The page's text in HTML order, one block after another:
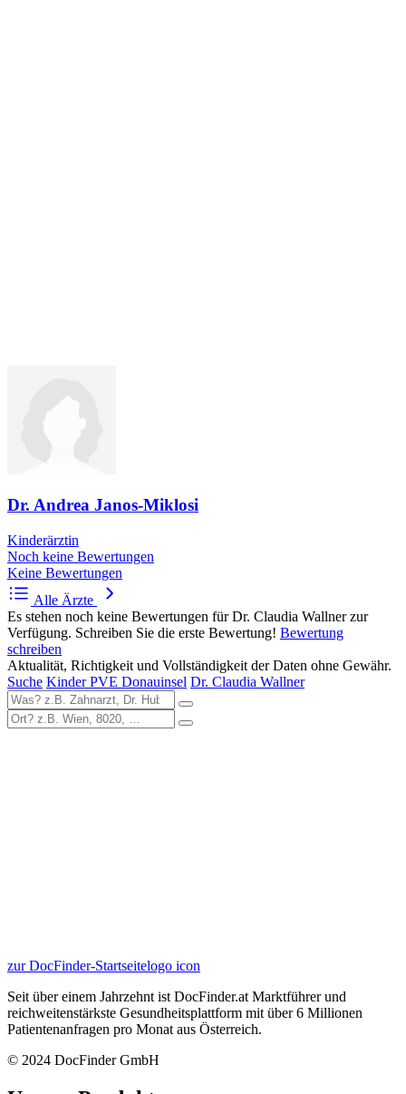
Dr. Andrea Janos-Miklosi
Kinderärztin
Noch keine Bewertungen
Keine Bewertungen
Alle Ärzte
Es stehen noch keine Bewertungen für Dr. Claudia Wallner zur
Verfügung. Schreiben Sie die erste Bewertung! Bewertung
schreiben
Aktualität, Richtigkeit und Vollständigkeit der Daten ohne Gewähr.
Suche Kinder PVE Donauinsel Dr. Claudia Wallner
zur DocFinder-Startseitelogo icon
Seit über einem Jahrzehnt ist DocFinder.at Marktführer und
reichweitenstärkste Gesundheitsplattform mit über 6 Millionen
Patientenanfragen pro Monat aus Österreich.
© 2024 DocFinder GmbH